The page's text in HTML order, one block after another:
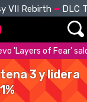
VII Rebirth DLC
'Layers of Fear'
3 y lidera